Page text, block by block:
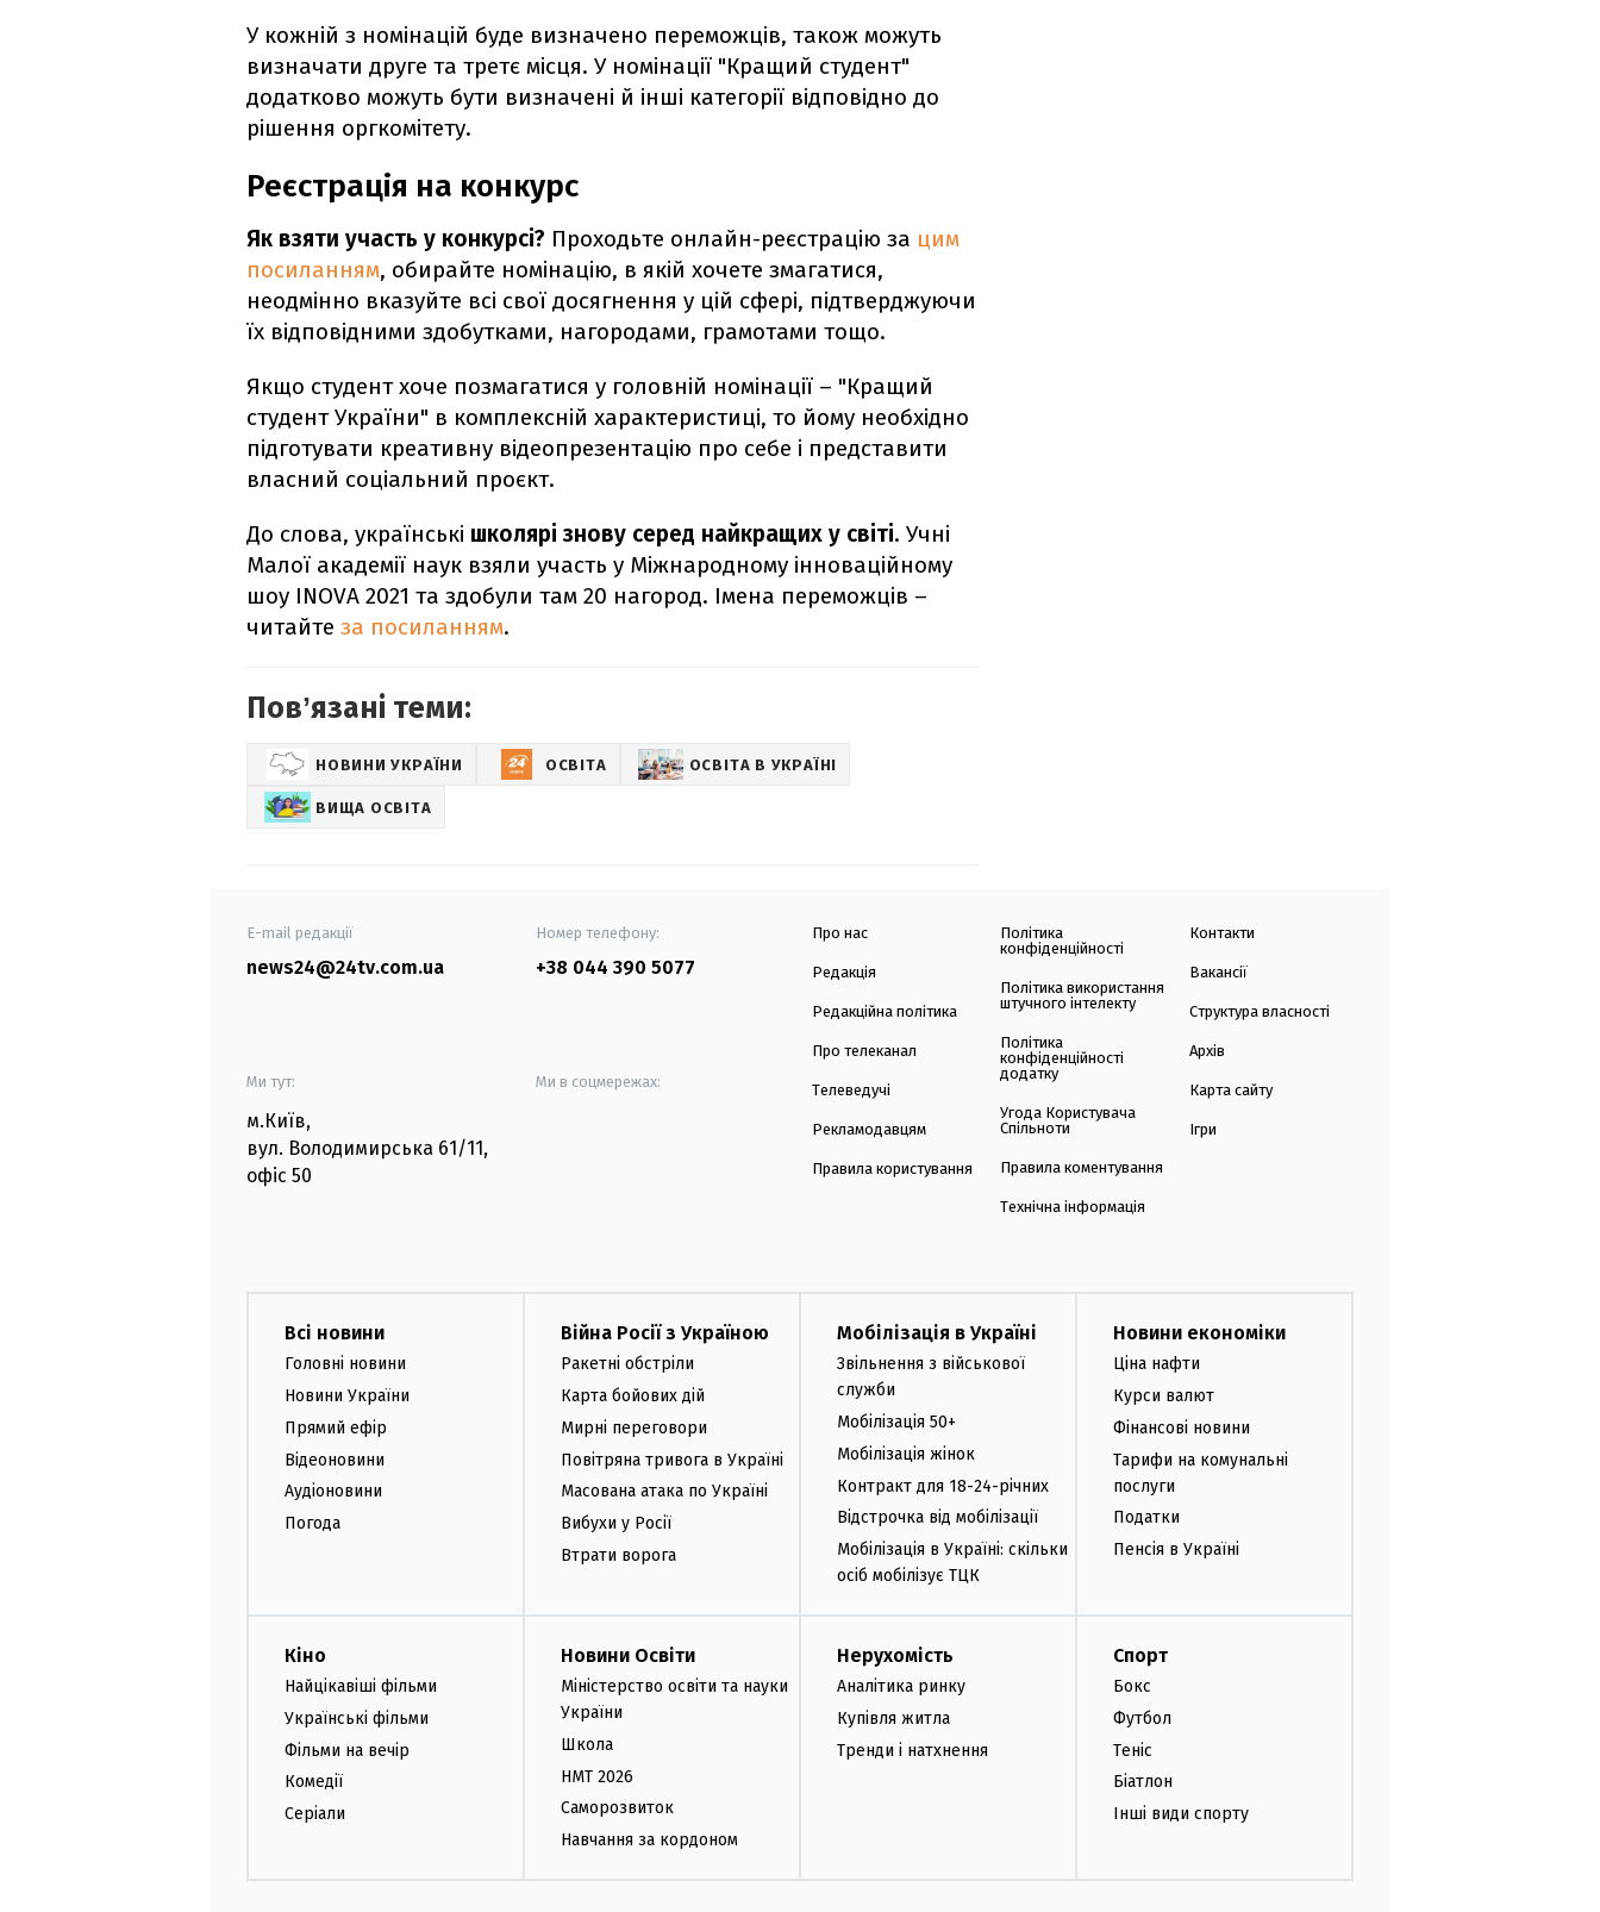
У кожній з номінацій буде визначено переможців, також можуть
визначати друге та третє місця. У номінації "Кращий студент"
додатково можуть бути визначені й інші категорії відповідно до
рішення оргкомітету.
Реєстрація на конкурс
Як взяти участь у конкурсі? Проходьте онлайн-реєстрацію за цим
посиланням, обирайте номінацію, в якій хочете змагатися,
неодмінно вказуйте всі свої досягнення у цій сфері, підтверджуючи
їх відповідними здобутками, нагородами, грамотами тощо.
Якщо студент хоче позмагатися у головній номінації – "Кращий
студент України" в комплексній характеристиці, то йому необхідно
підготувати креативну відеопрезентацію про себе і представити
власний соціальний проєкт.
До слова, українські школярі знову серед найкращих у світі. Учні
Малої академії наук взяли участь у Міжнародному інноваційному
шоу INOVA 2021 та здобули там 20 нагород. Імена переможців –
читайте за посиланням.
Повʼязані теми:
НОВИНИ УКРАЇНИ ОСВІТА ОСВІТА В УКРАЇНІ
ВИЩА ОСВІТА
E-mail редакції
news24@24tv.com.ua
Номер телефону:
+38 044 390 5077
Ми тут:
м.Київ,
вул. Володимирська 61/11,
офіс 50
Ми в соцмережах:
Про нас
Редакція
Редакційна політика
Про телеканал
Телеведучі
Рекламодавцям
Правила користування
Політика
конфіденційності
Політика використання
штучного інтелекту
Політика
конфіденційності
додатку
Угода Користувача
Спільноти
Правила коментування
Технічна інформація
Контакти
Вакансії
Структура власності
Архів
Карта сайту
Ігри
Всі новини
Головні новини
Новини України
Прямий ефір
Відеоновини
Аудіоновини
Погода
Війна Росії з Україною
Ракетні обстріли
Карта бойових дій
Мирні переговори
Повітряна тривога в Україні
Масована атака по Україні
Вибухи у Росії
Втрати ворога
Мобілізація в Україні
Звільнення з військової
служби
Мобілізація 50+
Мобілізація жінок
Контракт для 18-24-річних
Відстрочка від мобілізації
Мобілізація в Україні: скільки
осіб мобілізує ТЦК
Новини економіки
Ціна нафти
Курси валют
Фінансові новини
Тарифи на комунальні
послуги
Податки
Пенсія в Україні
Кіно
Найцікавіші фільми
Українські фільми
Фільми на вечір
Комедії
Серіали
Новини Освіти
Міністерство освіти та науки
України
Школа
НМТ 2026
Саморозвиток
Навчання за кордоном
Нерухомість
Аналітика ринку
Купівля житла
Тренди і натхнення
Спорт
Бокс
Футбол
Теніс
Біатлон
Інші види спорту